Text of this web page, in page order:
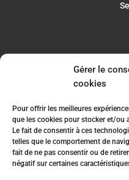
Gérer le
cookies
Pour offrir les meilleures
que les cookies pour stocker et/ou
Le fait de consentir à ces
telles que le comportement de
fait de ne pas consentir ou de
négatif sur certaines